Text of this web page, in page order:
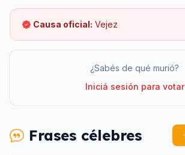
Causa oficial: Vejez
¿Sabés de qué murió?
Iniciá sesión para votar
Frases célebres